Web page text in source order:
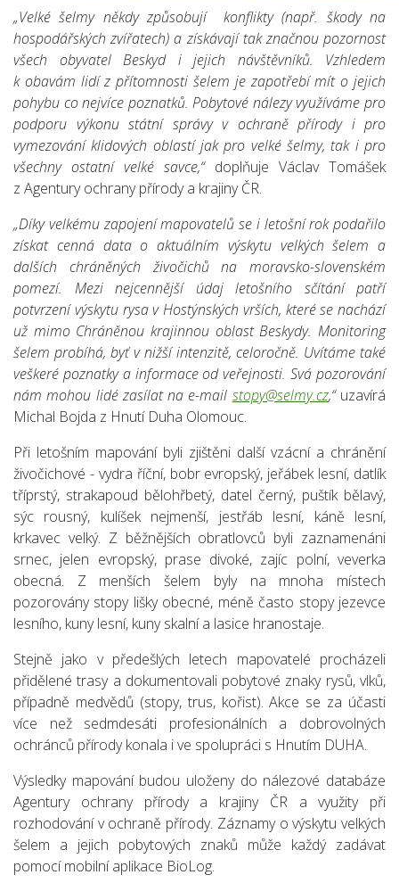
„Velké šelmy někdy způsobují konflikty (např. škody na
hospodářských zvířatech) a získávají tak značnou pozornost
všech obyvatel Beskyd i jejich návštěvníků. Vzhledem
k obavám lidí z přítomnosti šelem je zapotřebí mít o jejich
pohybu co nejvíce poznatků. Pobytové nálezy využíváme pro
podporu výkonu státní správy v ochraně přírody i pro
vymezování klidových oblastí jak pro velké šelmy, tak i pro
všechny ostatní velké savce,“ doplňuje Václav Tomášek
z Agentury ochrany přírody a krajiny ČR.
„Díky velkému zapojení mapovatelů se i letošní rok podařilo
získat cenná data o aktuálním výskytu velkých šelem a
dalších chráněných živočichů na moravsko-slovenském
pomezí. Mezi nejcennější údaj letošního sčítání patří
potvrzení výskytu rysa v Hostýnských vrších, které se nachází
už mimo Chráněnou krajinnou oblast Beskydy. Monitoring
šelem probíhá, byť v nižší intenzitě, celoročně. Uvítáme také
veškeré poznatky a informace od veřejnosti. Svá pozorování
nám mohou lidé zasílat na e-mail stopy@selmy.cz,“ uzavírá
Michal Bojda z Hnutí Duha Olomouc.
Při letošním mapování byli zjištěni další vzácní a chránění
živočichové - vydra říční, bobr evropský, jeřábek lesní, datlík
tříprstý, strakapoud bělohřbetý, datel černý, puštík bělavý,
sýc rousný, kulíšek nejmenší, jestřáb lesní, káně lesní,
krkavec velký. Z běžnějších obratlovců byli zaznamenáni
srnec, jelen evropský, prase divoké, zajíc polní, veverka
obecná. Z menších šelem byly na mnoha místech
pozorovány stopy lišky obecné, méně často stopy jezevce
lesního, kuny lesní, kuny skalní a lasice hranostaje.
Stejně jako v předešlých letech mapovatelé procházeli
přidělené trasy a dokumentovali pobytové znaky rysů, vlků,
případně medvědů (stopy, trus, kořist). Akce se za účasti
více než sedmdesáti profesionálních a dobrovolných
ochránců přírody konala i ve spolupráci s Hnutím DUHA.
Výsledky mapování budou uloženy do nálezové databáze
Agentury ochrany přírody a krajiny ČR a využity při
rozhodování v ochraně přírody. Záznamy o výskytu velkých
šelem a jejich pobytových znaků může každý zadávat
pomocí mobilní aplikace BioLog.